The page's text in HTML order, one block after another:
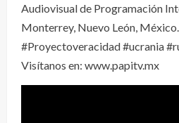
Audiovisual de Programación
Monterrey, Nuevo León,
#Proyectoveracidad #ucrania
Visítanos en: www.papitv.mx